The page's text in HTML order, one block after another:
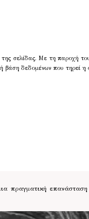
της σελίδας. Με τη παροχή
βάση δεδομένων που τηρεί
πραγματική